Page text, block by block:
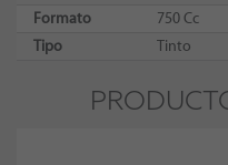
Formato
750 Cc
Tipo
Tinto